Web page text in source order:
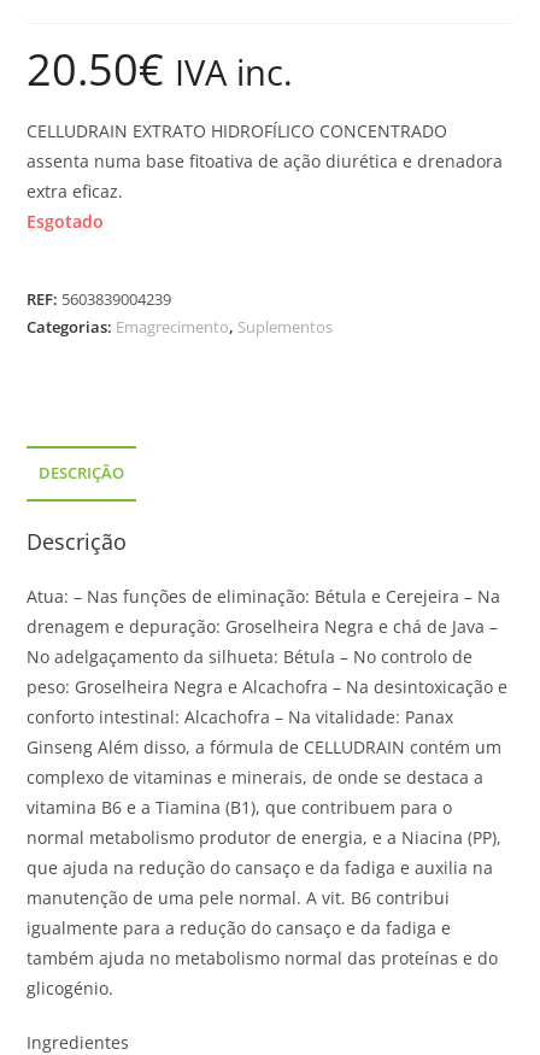
20.50€ IVA inc.
CELLUDRAIN EXTRATO HIDROFÍLICO CONCENTRADO
assenta numa base fitoativa de ação diurética e drenadora
extra eficaz.
Esgotado
REF: 5603839004239
Categorias: Emagrecimento, Suplementos
DESCRIÇÃO
Descrição
Atua: – Nas funções de eliminação: Bétula e Cerejeira – Na
drenagem e depuração: Groselheira Negra e chá de Java –
No adelgaçamento da silhueta: Bétula – No controlo de
peso: Groselheira Negra e Alcachofra – Na desintoxicação e
conforto intestinal: Alcachofra – Na vitalidade: Panax
Ginseng Além disso, a fórmula de CELLUDRAIN contém um
complexo de vitaminas e minerais, de onde se destaca a
vitamina B6 e a Tiamina (B1), que contribuem para o
normal metabolismo produtor de energia, e a Niacina (PP),
que ajuda na redução do cansaço e da fadiga e auxilia na
manutenção de uma pele normal. A vit. B6 contribui
igualmente para a redução do cansaço e da fadiga e
também ajuda no metabolismo normal das proteínas e do
glicogénio.
Ingredientes